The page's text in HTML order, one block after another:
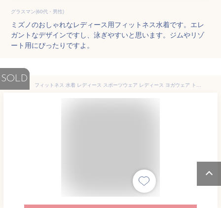
グラスマン(60代・男性)
ミズノのおしゃれなレディース用フィットネス水着です。エレ
ガントなデザインですし、泳ぎやすいと思います。ジムやリゾ
ート用にぴったりですよ。
SOLD
フィットネス 水着 レディース スポーツウェア レディース ヨガウェア トレーニング 長袖ラッシュガード 5点セット ジム ウェアセット ママ水着 20代 30代 40代 ラッシュレギンス ミセス 50代 セパレートS M L 2L